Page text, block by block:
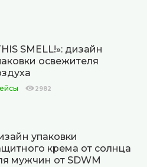
SMELL!»: дизайн
освежителя
2982
упаковки
крема от солнца
мужчин от SDWM